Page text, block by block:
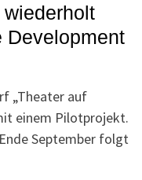
Development
„Theater auf
einem Pilotprojekt.
September folgt